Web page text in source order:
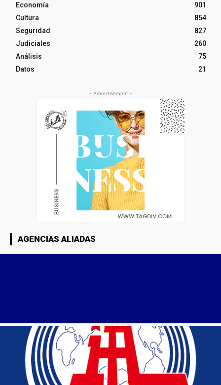
Economía
901
Cultura
854
Seguridad
827
Judiciales
260
Análisis
75
Datos
21
- Advertisement -
AGENCIAS ALIADAS